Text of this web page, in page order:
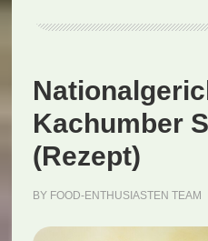
Kachumber
(Rezept)
BY FOOD-ENTHUSIASTEN TEAM